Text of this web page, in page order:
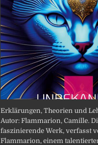
Erklärungen, Theorien und
Autor: Flammarion, Camille.
faszinierende Werk, verfasst
Flammarion, einem